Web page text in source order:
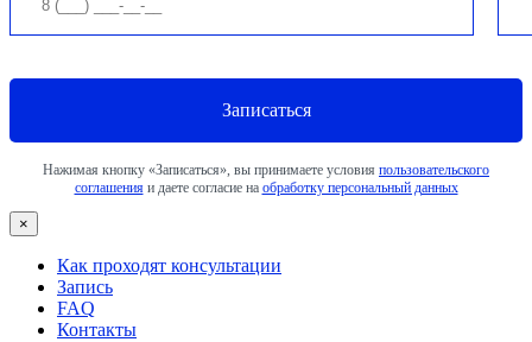
Нажимая кнопку «Записаться», вы принимаете условия пользовательского
соглашенияи даете согласие на обработку персональный данных
×
Как проходят консультации
Запись
FAQ
Контакты